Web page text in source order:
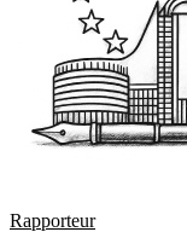
Rapporteur